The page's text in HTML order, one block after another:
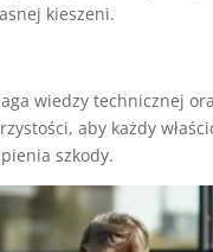
kieszeni.
wiedzy technicznej
aby każdy
szkody.